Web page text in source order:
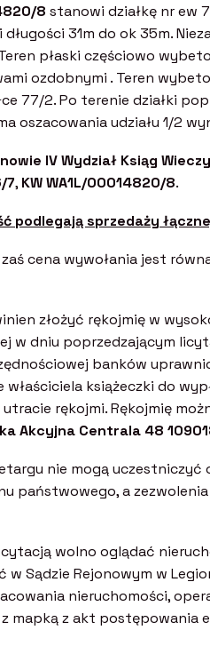
8 stanowi działkę nr ew
31m do ok 35m.
płaski częściowo
ozdobnymi . Teren
77/2. Po terenie działki
oszacowania udziału 1/2
IV Wydział Ksiąg
7, KW WA1L/00014820/8.
podlegają sprzedaży
zaś cena wywołania jest
złożyć rękojmię w
w dniu poprzedzającym
banków
książeczki do
rękojmi. Rękojmię
Akcyjna Centrala 48
nie mogą
państwowego, a
wolno oglądać
Sądzie Rejonowym w
nieruchomości,
mapką z akt postępowania